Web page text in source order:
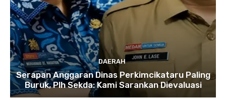
DAERAH
Serapan Anggaran Dinas Perkimcikataru Paling
Buruk, Plh Sekda: Kami Sarankan Dievaluasi